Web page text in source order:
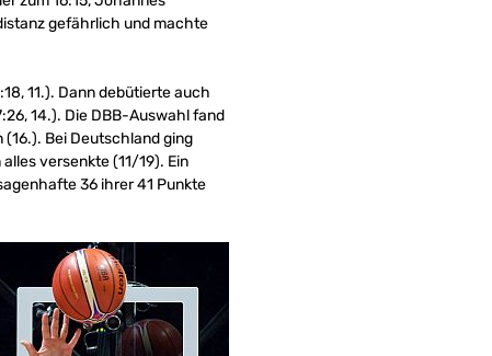
gefährlich und machte
11.). Dann debütierte auch
14.). Die DBB-Auswahl fand
Bei Deutschland ging
versenkte (11/19). Ein
36 ihrer 41 Punkte